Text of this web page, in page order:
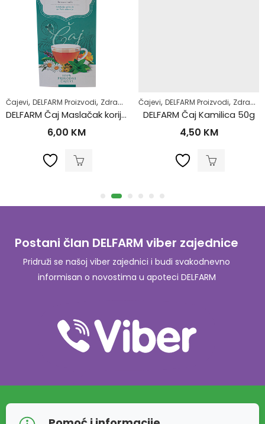
, Majke i djeca,Zdrav život
Čajevi, DELFARM Proizvodi, Zdrav život
DELFARM Čaj Maslačak korijen 50g
6,00 KM
Čajevi, DELFARM Proizvodi, Zdrav život
DELFARM Čaj Kamilica 50g
4,50 KM
Postani član DELFARM viber zajednice
Pridruži se našoj viber zajednici i budi svakodnevno
informisan o novostima u apoteci DELFARM